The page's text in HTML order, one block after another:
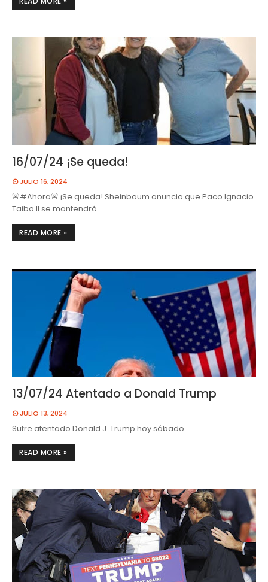
16/07/24 ¡Se queda!
JULIO 16, 2024
🚨#Ahora🚨 ¡Se queda! Sheinbaum anuncia que Paco Ignacio
Taibo II se mantendrá…
READ MORE »
13/07/24 Atentado a Donald Trump
JULIO 13, 2024
Sufre atentado Donald J. Trump hoy sábado.
READ MORE »